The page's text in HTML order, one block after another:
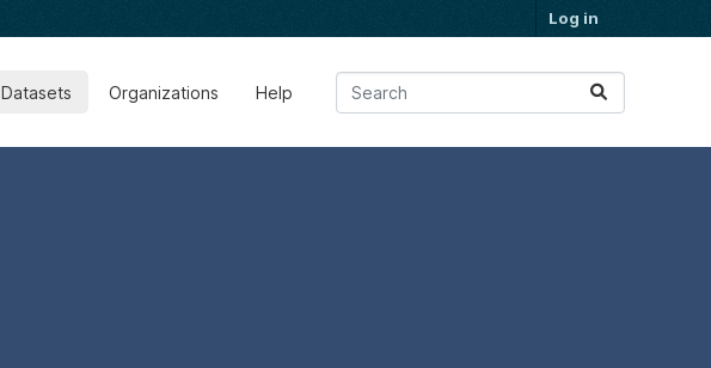
Log in
Datasets Organizations Help